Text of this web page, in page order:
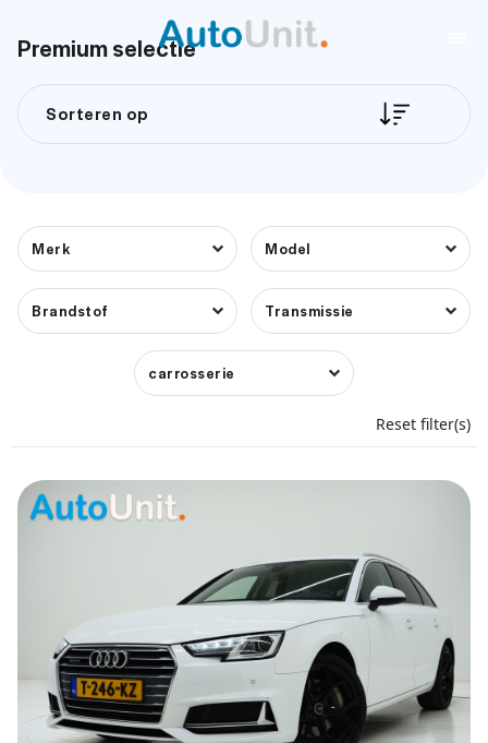
Premium selectie
Sorteren op
Merk Model
Brandstof Transmissie
carrosserie
Reset filter(s)